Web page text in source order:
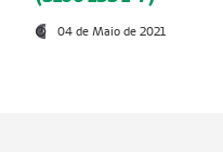
04 de Maio de 2021